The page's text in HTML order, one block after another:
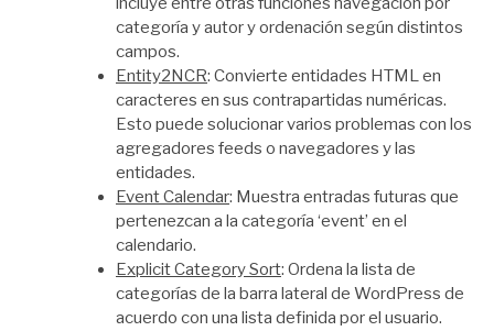
categoría y autor y ordenación según distintos
campos.
Entity2NCR: Convierte entidades HTML en
caracteres en sus contrapartidas numéricas.
Esto puede solucionar varios problemas con los
agregadores feeds o navegadores y las
entidades.
Event Calendar: Muestra entradas futuras que
pertenezcan a la categoría ‘event’ en el
calendario.
Explicit Category Sort: Ordena la lista de
categorías de la barra lateral de WordPress de
acuerdo con una lista definida por el usuario.